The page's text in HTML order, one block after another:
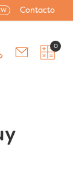
Contacto
0